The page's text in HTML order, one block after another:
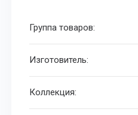
Группа товаров:
Изготовитель:
Коллекция: